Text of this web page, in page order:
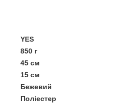
YES
850 г
45 см
15 см
Бежевий
Поліестер